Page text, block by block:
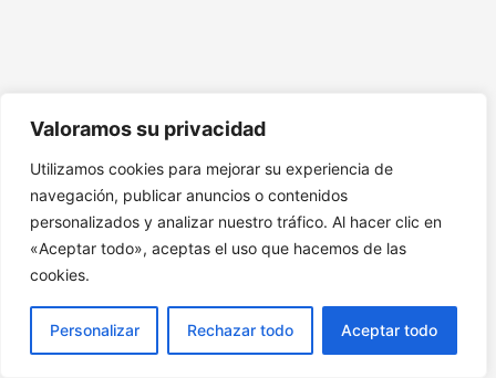
Valoramos su privacidad
Utilizamos cookies para mejorar su experiencia de
navegación, publicar anuncios o contenidos
personalizados y analizar nuestro tráfico. Al hacer clic en
«Aceptar todo», aceptas el uso que hacemos de las
cookies.
Personalizar Rechazar todo Aceptar todo
Tema 9. Modelos y Técnicas de Coaching. Ejercicio:
Tema 10. Sesiones y Proceso de Coaching. Ejercicio:
Diseño de Sesiones de Coaching.
Tema 11. Coaching Personal&Profesional. Ejercicio:
Errores Comunes en el Coaching.
12. Recursos Adicionales Coaching para la Vida Personal
y Profesional